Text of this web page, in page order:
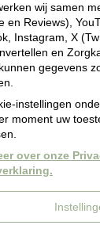
svp
wij samen
en Reviews),
Instagram, X
en
gegevens
instellingen
moment uw
over onze